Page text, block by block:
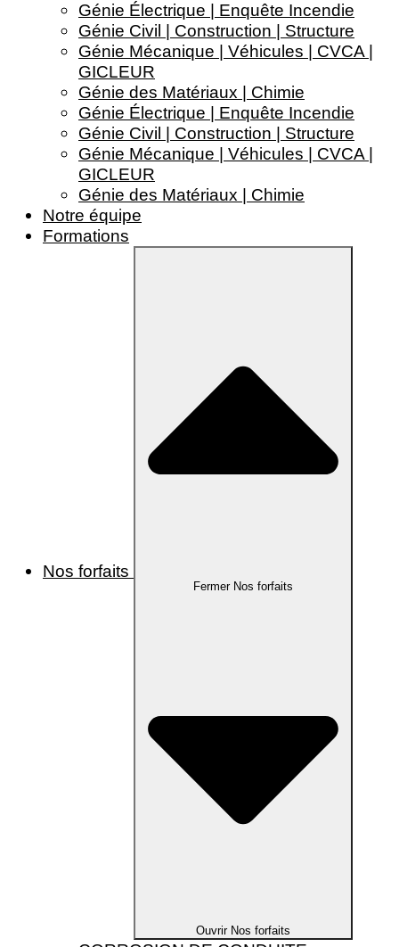
Génie Électrique | Enquête Incendie
Génie Civil | Construction | Structure
Génie Mécanique | Véhicules | CVCA |
GICLEUR
Génie des Matériaux | Chimie
Génie Électrique | Enquête Incendie
Génie Civil | Construction | Structure
Génie Mécanique | Véhicules | CVCA |
GICLEUR
Génie des Matériaux | Chimie
Notre équipe
Formations
Nos forfaits
Fermer Nos forfaits
Ouvrir Nos forfaits